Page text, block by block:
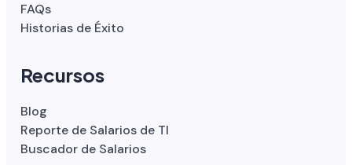
FAQs
Historias de Éxito
Recursos
Blog
Reporte de Salarios de TI
Buscador de Salarios